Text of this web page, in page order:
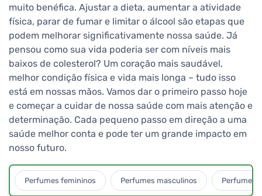
muito benéfica. Ajustar a dieta, aumentar a atividade
física, parar de fumar e limitar o álcool são etapas que
podem melhorar significativamente nossa saúde. Já
pensou como sua vida poderia ser com níveis mais
baixos de colesterol? Um coração mais saudável,
melhor condição física e vida mais longa – tudo isso
está em nossas mãos. Vamos dar o primeiro passo hoje
e começar a cuidar de nossa saúde com mais atenção e
determinação. Cada pequeno passo em direção a uma
saúde melhor conta e pode ter um grande impacto em
nosso futuro.
Perfumes femininos Perfumes masculinos Perfumes